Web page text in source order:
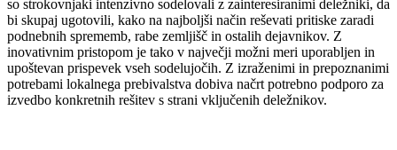
so strokovnjaki intenzivno sodelovali z zainteresiranimi deležniki, da
bi skupaj ugotovili, kako na najboljši način reševati pritiske zaradi
podnebnih sprememb, rabe zemljišč in ostalih dejavnikov. Z
inovativnim pristopom je tako v največji možni meri uporabljen in
upoštevan prispevek vseh sodelujočih. Z izraženimi in prepoznanimi
potrebami lokalnega prebivalstva dobiva načrt potrebno podporo za
izvedbo konkretnih rešitev s strani vključenih deležnikov.